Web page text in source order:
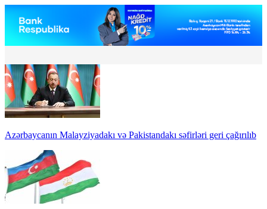
Azərbaycanın Malayziyadakı və Pakistandakı səfirləri geri çağırılıb